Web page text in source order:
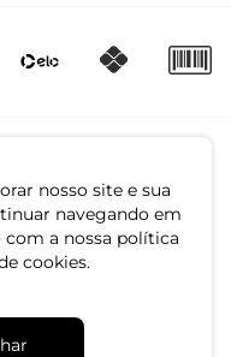
nosso site e sua
navegando em
com a nossa política
cookies.
05
- Luiz Alves - SC